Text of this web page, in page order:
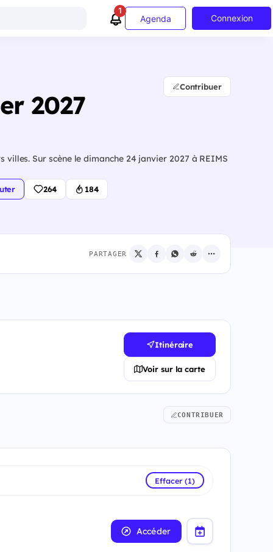
1
Agenda Connexion
2027
Sur scène le dimanche 24 janvier 2027 à REIMS
Contribuer
264 184
PARTAGER
Itinéraire
Voir sur la carte
CONTRIBUER
Effacer (1)
Accéder